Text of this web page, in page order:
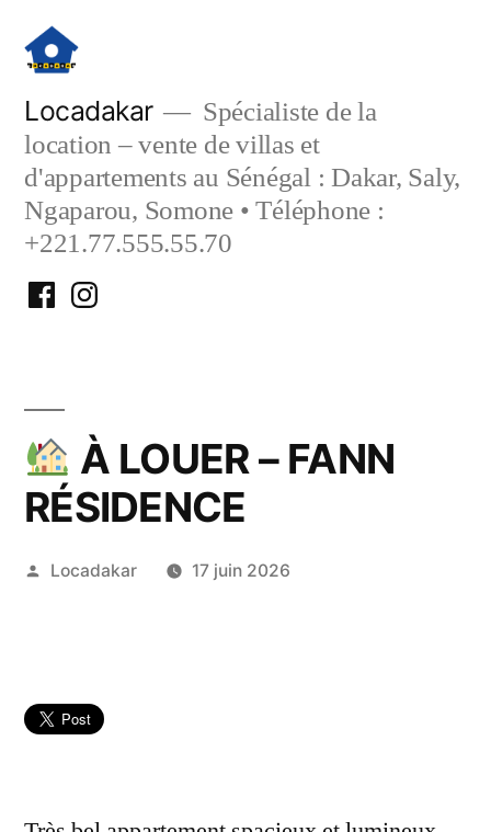
contenu
Locadakar
Spécialiste de la
location – vente de villas et
d'appartements au Sénégal : Dakar, Saly,
Ngaparou, Somone • Téléphone :
+221.77.555.55.70
FacebookInstagram
À LOUER – FANN
RÉSIDENCE
Publié
Locadakar 17 juin 2026